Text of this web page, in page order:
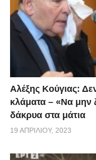
Αλέξης Κούγιας:
κλάματα – «Να μην
δάκρυα στα μάτια
19 ΑΠΡΙΛΊΟΥ, 2023